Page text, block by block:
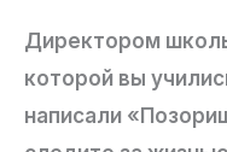
Директором
которой вы
написали